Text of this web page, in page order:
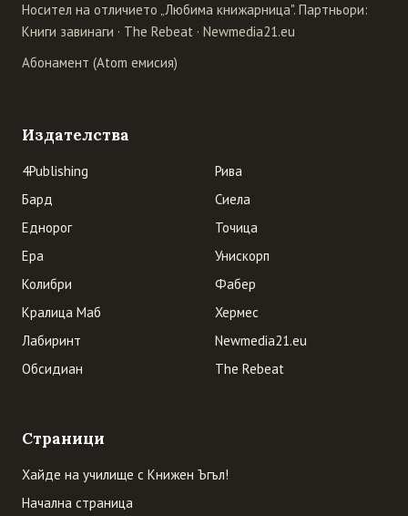
Носител на отличието „Любима книжарница". Партньори:
Книги завинаги · The Rebeat · Newmedia21.eu
Абонамент (Atom емисия)
Издателства
4Publishing
Бард
Еднорог
Ера
Колибри
Кралица Маб
Лабиринт
Обсидиан
Рива
Сиела
Точица
Унискорп
Фабер
Хермес
Newmedia21.eu
The Rebeat
Страници
Хайде на училище с Книжен Ъгъл!
Начална страница